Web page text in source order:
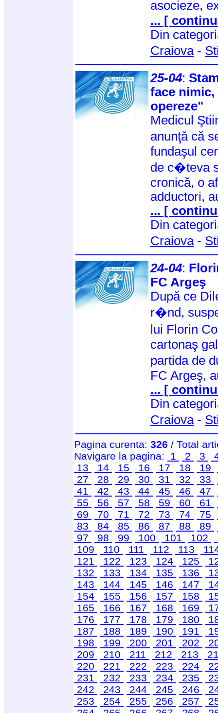
asocieze,
... [
Din
Craiova-
25-04:
face
opereze"
Medicul
anunţă că
fundaşul
de c�teva
cronică, o
adductori,
... [
Din
Craiova-
24-04:
FC Argeş
După ce
r�nd,
lui Florin
cartonaş
partida de
FC Argeş,
... [
Din
Craiova-
Pagina curenta: 326 / Total
Navigare la pagina:
1 2 3
13
14 15 16 17 18 19
27
28 29 30 31 32 33
41
42 43 44 45 46 47
55
56 57 58 59 60 61
69
70 71 72 73 74 75
83
84 85 86 87 88 89
97
98 99 100 101 102
109
110 111 112 113
121
122 123 124 125
132
133 134 135 136
143
144 145 146 147
154
155 156 157 158
165
166 167 168 169
176
177 178 179 180
187
188 189 190 191
198
199 200 201 202
209
210 211 212 213
220
221 222 223 224
231
232 233 234 235
242
243 244 245 246
253
254 255 256 257